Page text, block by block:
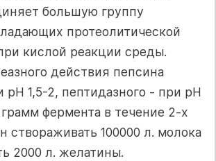
большую группу
протеолитической
кислой реакции среды.
действия пепсина
рН 1,5-2, пептидазного - при рН
фермента в течение 2-х
створаживать 100000 л. молока
2000 л. желатины.